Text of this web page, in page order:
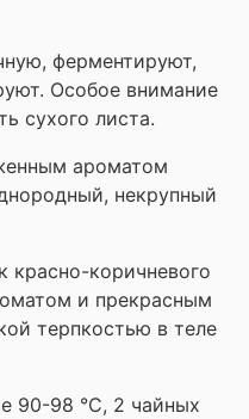
ферментируют,
Особое внимание
сухого листа.
ароматом
некрупный
красно-коричневого
и прекрасным
терпкостью в теле
90-98 °C, 2 чайных